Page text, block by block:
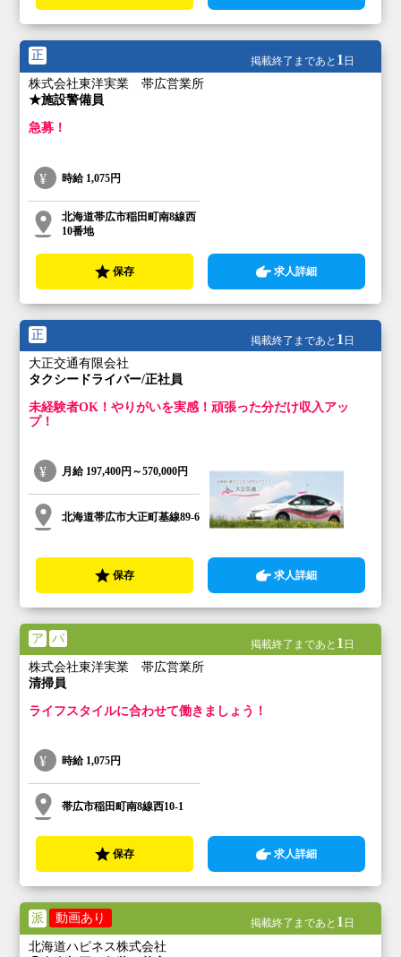
正 掲載終了まであと 1日
株式会社東洋実業 帯広営業所
★施設警備員
急募！
時給 1,075円
北海道帯広市稲田町南8線西
10番地
保存 求人詳細
正 掲載終了まであと 1 日
大正交通有限会社
タクシードライバー/正社員
未経験者OK！やりがいを実感！頑張った分だけ収入アッ
プ！
月給 197,400円～570,000円
北海道帯広市大正町基線89-6
保存 求人詳細
ア パ 掲載終了まであと 1 日
株式会社東洋実業 帯広営業所
清掃員
ライフスタイルに合わせて働きましょう！
時給 1,075円
帯広市稲田町南8線西10-1
保存 求人詳細
派 動画あり 掲載終了まであと 1 日
北海道ハピネス株式会社